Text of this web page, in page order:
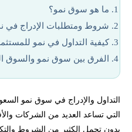
كيف يتم التداول في السوق؟
تحليل العوامل الاقتصادية
ما هي أفضل شركات تداول في
ما هو سوق نمو؟
شروط ومتطلبات الإدراج في
كيفية التداول في نمو
الفرق بين سوق نمو والسوق
التداول والإدراج في سوق نمو
التي تساعد العديد من الشركات
بدون تحمل الكثير من الشروط